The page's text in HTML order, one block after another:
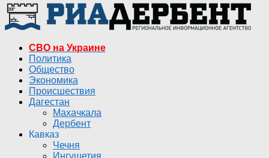
СВО на Украине
Политика
Общество
Экономика
Происшествия
Дагестан
Махачкала
Дербент
Кавказ
Чечня
Ингушетия